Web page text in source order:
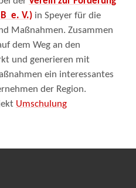
e. V.) in Speyer für die
Maßnahmen. Zusammen
dem Weg an den
und generieren mit
ein interessantes
der Region.
Umschulung